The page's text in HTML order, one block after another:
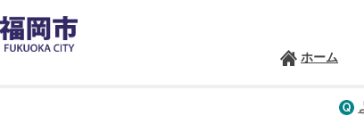
ホーム